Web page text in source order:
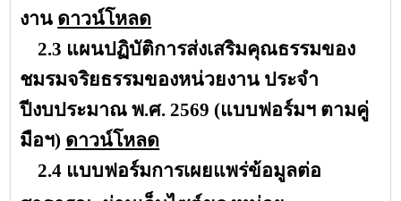
งาน ดาวน์โหลด
2.3 แผนปฏิบัติการส่งเสริมคุณธรรมของ
ชมรมจริยธรรมของหน่วยงาน ประจำ
ปีงบประมาณ พ.ศ. 2569 (แบบฟอร์มฯ ตามคู่
มือฯ) ดาวน์โหลด
2.4 แบบฟอร์มการเผยแพร่ข้อมูลต่อ